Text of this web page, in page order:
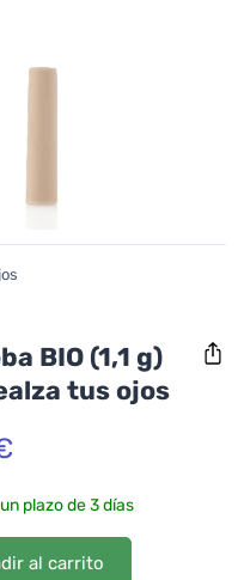
BIO (1,1 g)
tus ojos
plazo de 3 días
al carrito